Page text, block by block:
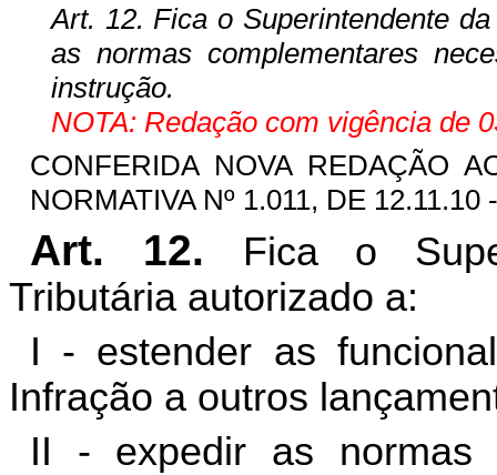
Art. 12. Fica o Superintendente
as normas complementares
instrução.
NOTA: Redação com vigência de
CONFERIDA NOVA REDAÇÃO
NORMATIVA Nº 1.011, DE
Art. 12.
Fica o
Tributária autorizado a:
I - estender as
Infração a outros
II - expedir as normas